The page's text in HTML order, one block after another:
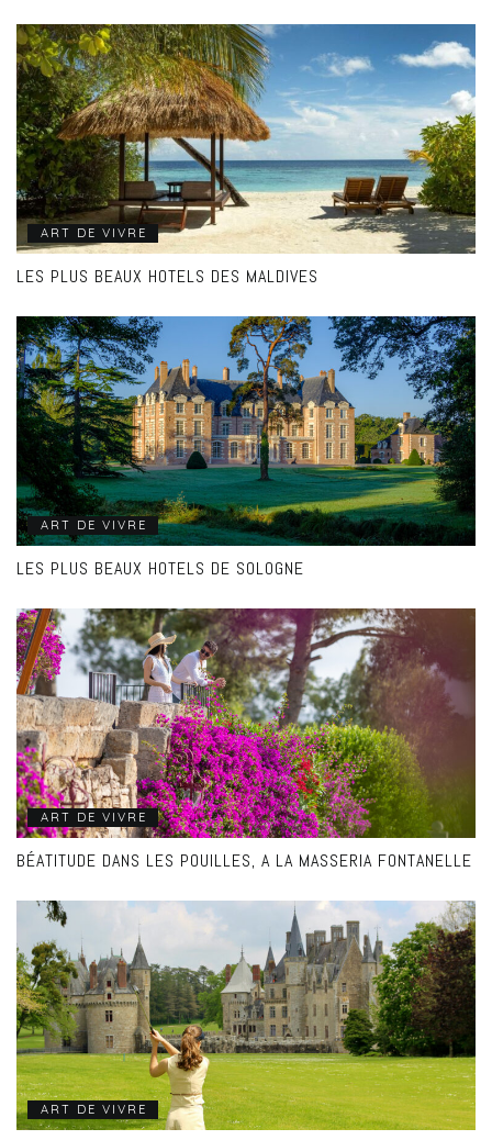
ART DE VIVRE
LES PLUS BEAUX HOTELS DES MALDIVES
ART DE VIVRE
LES PLUS BEAUX HOTELS DE SOLOGNE
ART DE VIVRE
BÉATITUDE DANS LES POUILLES, A LA MASSERIA FONTANELLE
ART DE VIVRE